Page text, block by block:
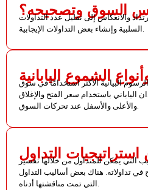
السوق وتصحيحه؟
والانعكاس إلى تقليل عدد التداولات
السلبية وإنشاء بعض التداولات الإيجابية.
الشموع اليابانية
البيانية الأكثر استخدامًا في سوق
باستخدام سعر الفتح والإغلاق
والأعلى والأسفل عند تحركات السوق.
التداول
التي يمكن للمتداول من خلالها تفسير
في تداولاته. هناك بعض أساليب التداول
التي تمت مناقشتها أدناه.